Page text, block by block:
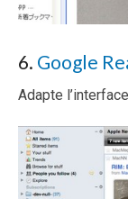
6. Google
Adapte